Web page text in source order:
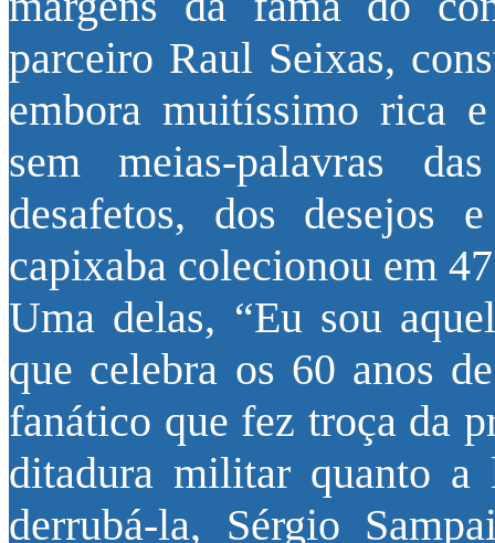
parceiro Raul Seixas,
embora muitíssimo rica
sem meias-palavras
desafetos, dos desejos
capixaba colecionou em
Uma delas, “Eu sou
que celebra os 60 anos
fanático que fez troça da
ditadura militar quanto a
derrubá-la, Sérgio